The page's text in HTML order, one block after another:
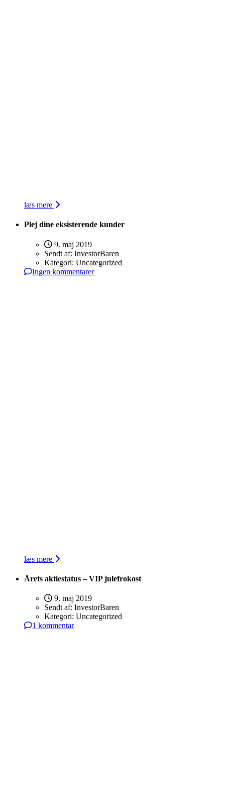
læs mere
Plej dine eksisterende kunder
9. maj 2019
Sendt af: InvestorBaren
Kategori: Uncategorized
Ingen kommentarer
læs mere
Årets aktiestatus – VIP julefrokost
9. maj 2019
Sendt af: InvestorBaren
Kategori: Uncategorized
1 kommentar